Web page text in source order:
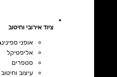
ציוד אירובי וחיטוב
אופני
אליפטיקל
סטפרים
עיצוב וחיטוב